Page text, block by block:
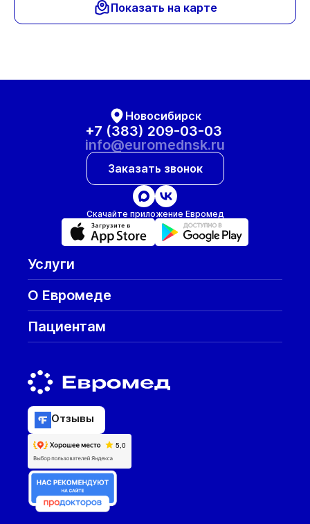
Показать на карте
Новосибирск
+7 (383) 209-03-03
info@euromednsk.ru
Заказать звонок
Скачайте приложение Евромед
Услуги
О Евромеде
Пациентам
Отзывы